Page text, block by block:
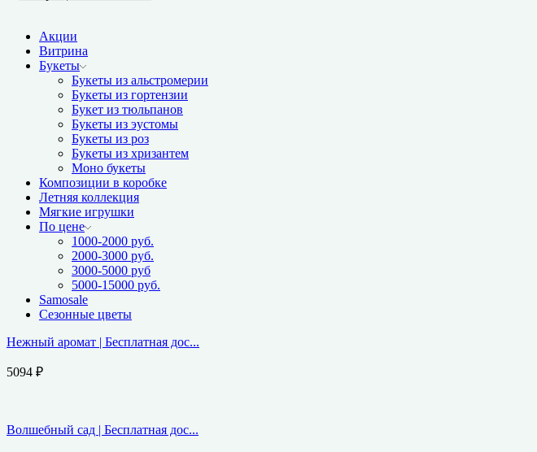
Акции
Витрина
Букеты
Букеты из альстромерии
Букеты из гортензии
Букет из тюльпанов
Букеты из эустомы
Букеты из роз
Букеты из хризантем
Моно букеты
Композиции в коробке
Летняя коллекция
Мягкие игрушки
По цене
1000-2000 руб.
2000-3000 руб.
3000-5000 руб
5000-15000 руб.
Samosale
Сезонные цветы
Нежный аромат | Бесплатная дос...
5094 ₽
Волшебный сад | Бесплатная дос...